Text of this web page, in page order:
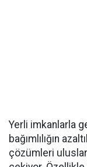
Yerli imkanlarla
bağımlılığın
çözümleri